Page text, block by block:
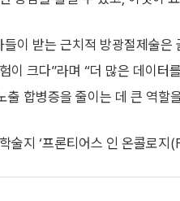
들이 받는 근치적 방광절제술
이 크다”라며 “더 많은 데이
출 합병증을 줄이는 데 큰 역할
술지 ‘프론티어스 인 온콜로